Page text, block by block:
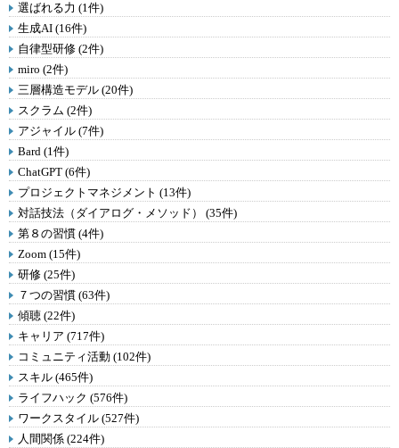
選ばれる力 (1件)
生成AI (16件)
自律型研修 (2件)
miro (2件)
三層構造モデル (20件)
スクラム (2件)
アジャイル (7件)
Bard (1件)
ChatGPT (6件)
プロジェクトマネジメント (13件)
対話技法（ダイアログ・メソッド） (35件)
第８の習慣 (4件)
Zoom (15件)
研修 (25件)
７つの習慣 (63件)
傾聴 (22件)
キャリア (717件)
コミュニティ活動 (102件)
スキル (465件)
ライフハック (576件)
ワークスタイル (527件)
人間関係 (224件)